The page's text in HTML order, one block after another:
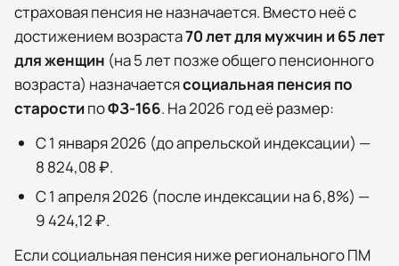
страховая пенсия не назначается. Вместо неё с
достижением возраста70 лет для мужчин и 65 лет
для женщин (на 5 лет позже общего пенсионного
возраста) назначаетсясоциальная пенсия по
старостипоФЗ-166. На2026 год её размер:
С 1 января2026 (до апрельской индексации) —
8 824,08 ₽.
С 1 апреля2026 (после индексации на6,8%) —
9 424,12 ₽.
Если социальная пенсия ниже регионального ПМ